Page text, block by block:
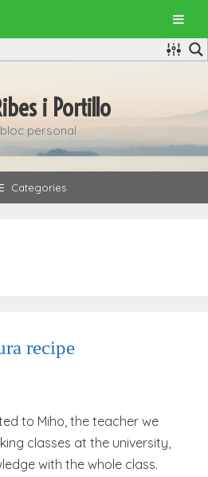
i Portillo
personal
Categories
recipe
to Miho, the teacher we
classes at the university,
with the whole class.